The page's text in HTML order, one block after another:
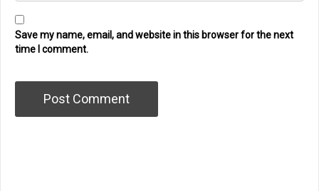
Save my name, email, and website in this browser for the next
time I comment.